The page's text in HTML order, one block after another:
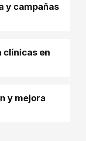
y campañas
clínicas en
y mejora